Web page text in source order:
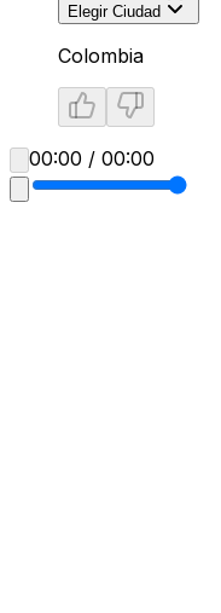
Elegir Ciudad
Colombia
00:00 / 00:00